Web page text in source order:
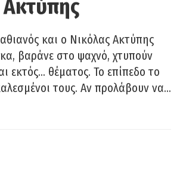
Ακτύπης
και ο Νικόλας Ακτύπης
βαράνε στο ψαχνό, χτυπούν
εκτός… θέματος. Το επίπεδο το
τους. Αν προλάβουν να…